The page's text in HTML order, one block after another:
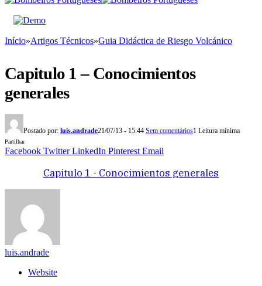
Início»Artigos Técnicos»Guia Didáctica de Riesgo Volcánico
Capitulo 1 – Conocimientos
generales
Postado por: luis.andrade21/07/13 - 15:44 Sem comentários1 Leitura mínima
Partilhar
Facebook Twitter LinkedIn Pinterest Email
Capitulo 1 - Conocimientos generales
luis.andrade
Website